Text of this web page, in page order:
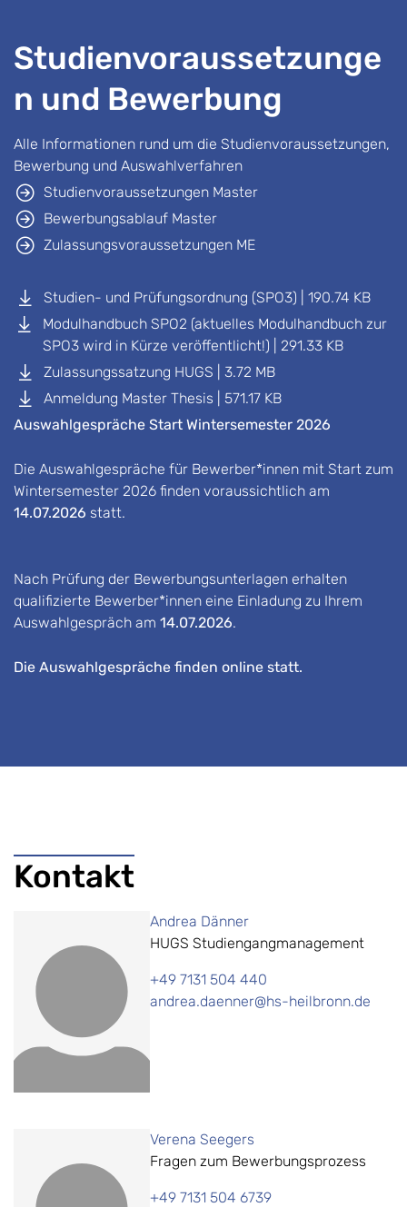
Studienvoraussetzunge
n und Bewerbung
Alle Informationen rund um die Studienvoraussetzungen,
Bewerbung und Auswahlverfahren
Studienvoraussetzungen Master
Bewerbungsablauf Master
Zulassungsvoraussetzungen ME
Studien- und Prüfungsordnung (SPO3) | 190.74 KB
Modulhandbuch SPO2 (aktuelles Modulhandbuch zur
SPO3 wird in Kürze veröffentlicht!) | 291.33 KB
Zulassungssatzung HUGS | 3.72 MB
Anmeldung Master Thesis | 571.17 KB
Auswahlgespräche Start Wintersemester 2026
Die Auswahlgespräche für Bewerber*innen mit Start zum
Wintersemester 2026 finden voraussichtlich am
14.07.2026 statt.
Nach Prüfung der Bewerbungsunterlagen erhalten
qualifizierte Bewerber*innen eine Einladung zu Ihrem
Auswahlgespräch am 14.07.2026.
Die Auswahlgespräche finden online statt.
Kontakt
Andrea Dänner
HUGS Studiengangmanagement
+49 7131 504 440
andrea.daenner@hs-heilbronn.de
Verena Seegers
Fragen zum Bewerbungsprozess
+49 7131 504 6739